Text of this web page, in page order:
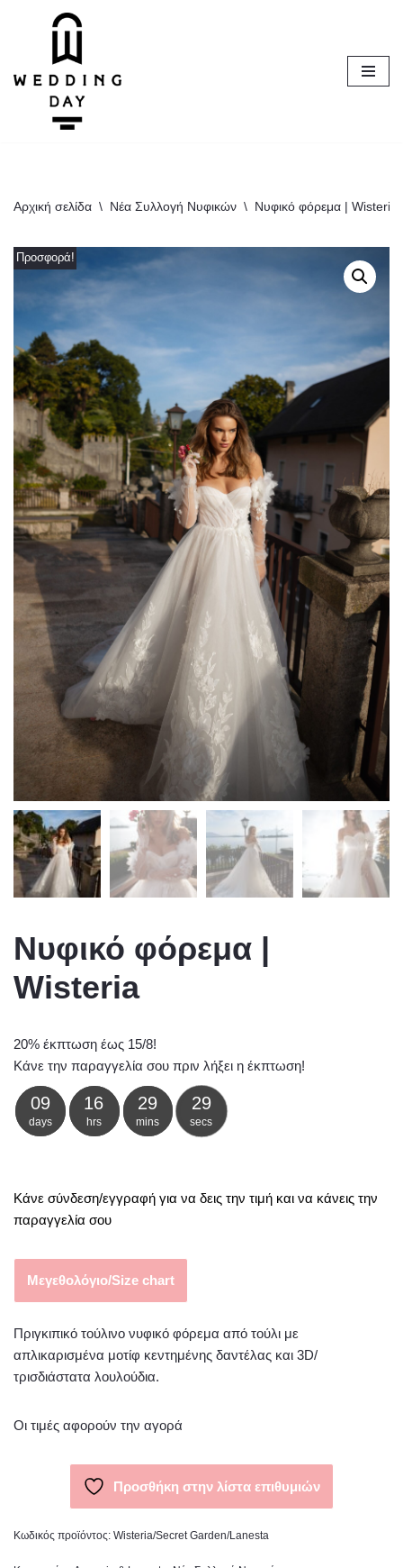
περιεχόμενο
Αρχική σελίδα \ Νέα Συλλογή Νυφικών \ Νυφικό φόρεμα | Wisteria
Προσφορά!
Νυφικό φόρεμα |
Wisteria
20% έκπτωση έως 15/8!
Κάνε την παραγγελία σου πριν λήξει η έκπτωση!
09
days
16
hrs
29
mins
29
secs
Κάνε σύνδεση/εγγραφή για να δεις την τιμή και να κάνεις την
παραγγελία σου
Μεγεθολόγιο/Size chart
Πριγκιπικό τούλινο νυφικό φόρεμα από τούλι με
απλικαρισμένα μοτίφ κεντημένης δαντέλας και 3D/
τρισδιάστατα λουλούδια.
Οι τιμές αφορούν την αγορά
Προσθήκη στην λίστα επιθυμιών
Κωδικός προϊόντος: Wisteria/Secret Garden/Lanesta